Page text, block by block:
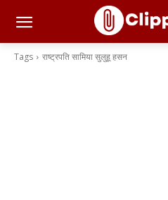
Tags राष्ट्रपति सामिया सुलुहू हसन